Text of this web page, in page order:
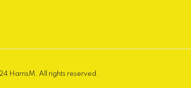
HarrisM. All rights reserved.